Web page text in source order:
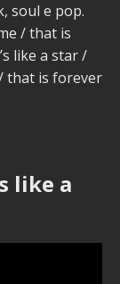
soul e pop.
/ that is
like a star /
that is forever
like a